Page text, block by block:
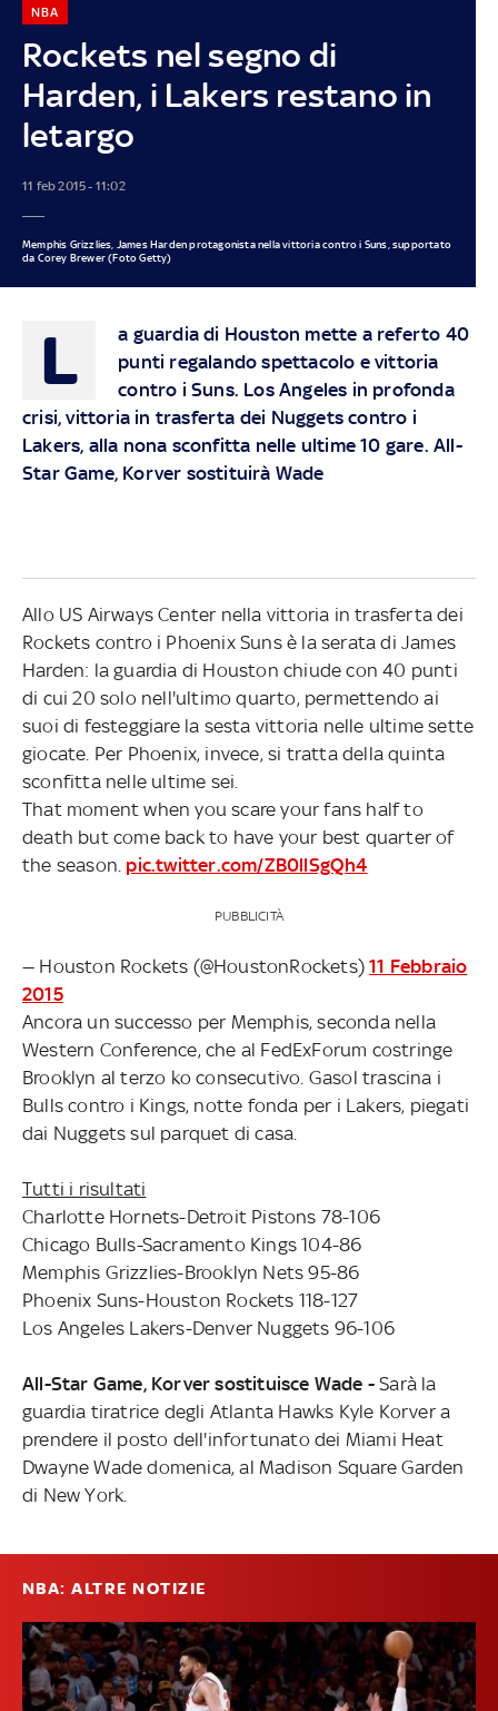
Rockets nel segno di
Harden, i Lakers restano in
letargo
NBA
11 feb 2015 - 11:02
Memphis Grizzlies, James Harden protagonista nella vittoria contro i Suns, supportato
da Corey Brewer (Foto Getty)
L
a guardia di Houston mette a referto 40
punti regalando spettacolo e vittoria
contro i Suns. Los Angeles in profonda
crisi, vittoria in trasferta dei Nuggets contro i
Lakers, alla nona sconfitta nelle ultime 10 gare. All-
Star Game, Korver sostituirà Wade
Allo US Airways Center nella vittoria in trasferta dei
Rockets contro i Phoenix Suns è la serata di James
Harden: la guardia di Houston chiude con 40 punti
di cui 20 solo nell'ultimo quarto, permettendo ai
suoi di festeggiare la sesta vittoria nelle ultime sette
giocate. Per Phoenix, invece, si tratta della quinta
sconfitta nelle ultime sei.
That moment when you scare your fans half to
death but come back to have your best quarter of
the season. pic.twitter.com/ZB0llSgQh4
PUBBLICITÀ
— Houston Rockets (@HoustonRockets)11 Febbraio
2015
Ancora un successo per Memphis, seconda nella
Western Conference, che al FedExForum costringe
Brooklyn al terzo ko consecutivo. Gasol trascina i
Bulls contro i Kings, notte fonda per i Lakers, piegati
dai Nuggets sul parquet di casa.
Tutti i risultati
Charlotte Hornets-Detroit Pistons 78-106
Chicago Bulls-Sacramento Kings 104-86
Memphis Grizzlies-Brooklyn Nets 95-86
Phoenix Suns-Houston Rockets 118-127
Los Angeles Lakers-Denver Nuggets 96-106
All-Star Game, Korver sostituisce Wade -Sarà la
guardia tiratrice degli Atlanta Hawks Kyle Korver a
prendere il posto dell'infortunato dei Miami Heat
Dwayne Wade domenica, al Madison Square Garden
di New York.
NBA: ALTRE NOTIZIE